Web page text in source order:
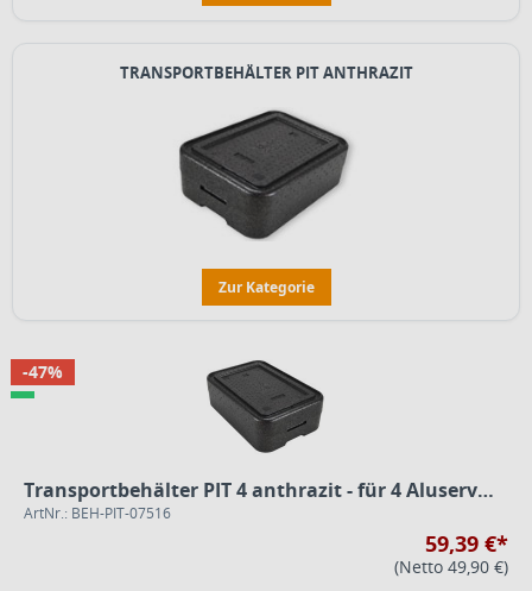
TRANSPORTBEHÄLTER PIT ANTHRAZIT
Zur Kategorie
-47%
Transportbehälter PIT 4 anthrazit - für 4 Aluservierplatten
ArtNr.: BEH-PIT-07516
59,39 €*
(Netto 49,90 €)